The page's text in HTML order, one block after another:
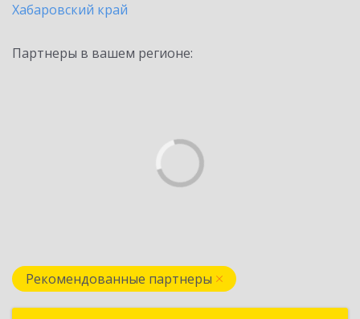
Хабаровский край
Партнеры в вашем регионе:
Рекомендованные партнеры